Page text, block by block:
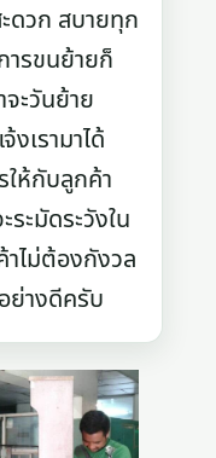
ดวก สบายทุก
ารขนย้ายก็
จะวันย้าย
งเรามาได้
ให้กับลูกค้า
ะมัดระวังใน
ไม่ต้องกังวล
ย่างดีครับ